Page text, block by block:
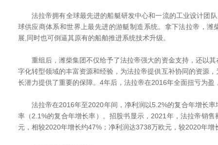
法拉帝拥有全球最先进的船艇研发中心和一流的工业设计团队
球供应商体系和世界上最先进的游艇制造系统。拿下法拉帝，潍
展,同时也可倒逼其原有的船舶推进系统技术升级。
重组后，潍柴集团不仅给予了法拉帝强大的资金支持，还以其
字化转型领域的丰富资源和经验，为法拉帝提供互补协同的资源
长潜力提供了重要的保障。4年后，法拉帝在2016年全面扭亏为盈
法拉帝在2016年至2020年间，净利润以5.2%的复合年增长率
率（2.1%的复合年增长率）。招股书显示，2021年，法拉帝销
元，相较2020年增长约47%；净利润达3738万欧元，较2020年增